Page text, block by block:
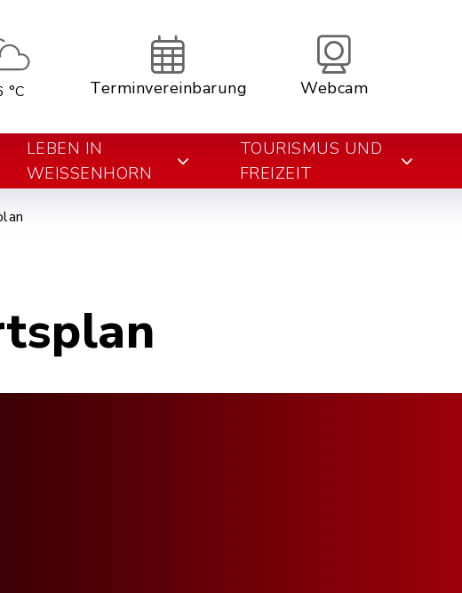
°C Terminvereinbarung Webcam
LEBEN IN
WEISSENHORN
TOURISMUS UND
FREIZEIT